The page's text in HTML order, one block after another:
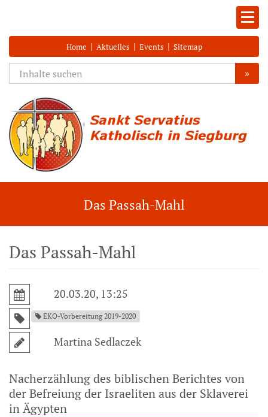
Home | Aktuelles | Events | Sitemap
»
Das Passah-Mahl
Das Passah-Mahl
20.03.20, 13:25
EKO-Vorbereitung 2019-2020
Martina Sedlaczek
Nacherzählung des biblischen Berichtes von
der Befreiung der Israeliten aus der Sklaverei
in Ägypten